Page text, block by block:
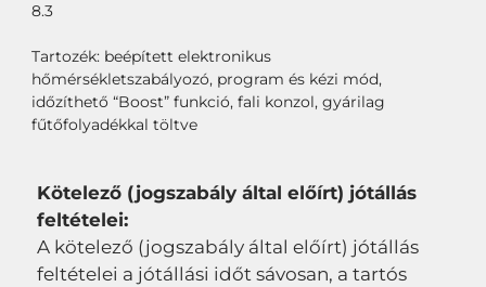
8.3
Tartozék: beépített elektronikus
hőmérsékletszabályozó, program és kézi mód,
időzíthető “Boost” funkció, fali konzol, gyárilag
fűtőfolyadékkal töltve
Kötelező (jogszabály által előírt) jótállás
feltételei:
A kötelező (jogszabály által előírt) jótállás
feltételei a jótállási időt sávosan, a tartós